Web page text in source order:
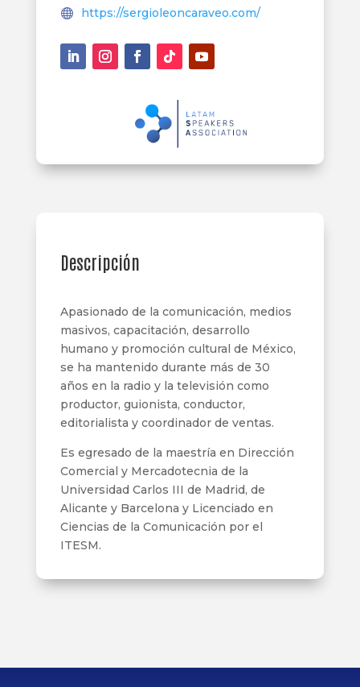
https://sergioleoncaraveo.com/
Descripción
Apasionado de la comunicación, medios
masivos, capacitación, desarrollo
humano y promoción cultural de México,
se ha mantenido durante más de 30
años en la radio y la televisión como
productor, guionista, conductor,
editorialista y coordinador de ventas.
Es egresado de la maestría en Dirección
Comercial y Mercadotecnia de la
Universidad Carlos III de Madrid, de
Alicante y Barcelona y Licenciado en
Ciencias de la Comunicación por el
ITESM.